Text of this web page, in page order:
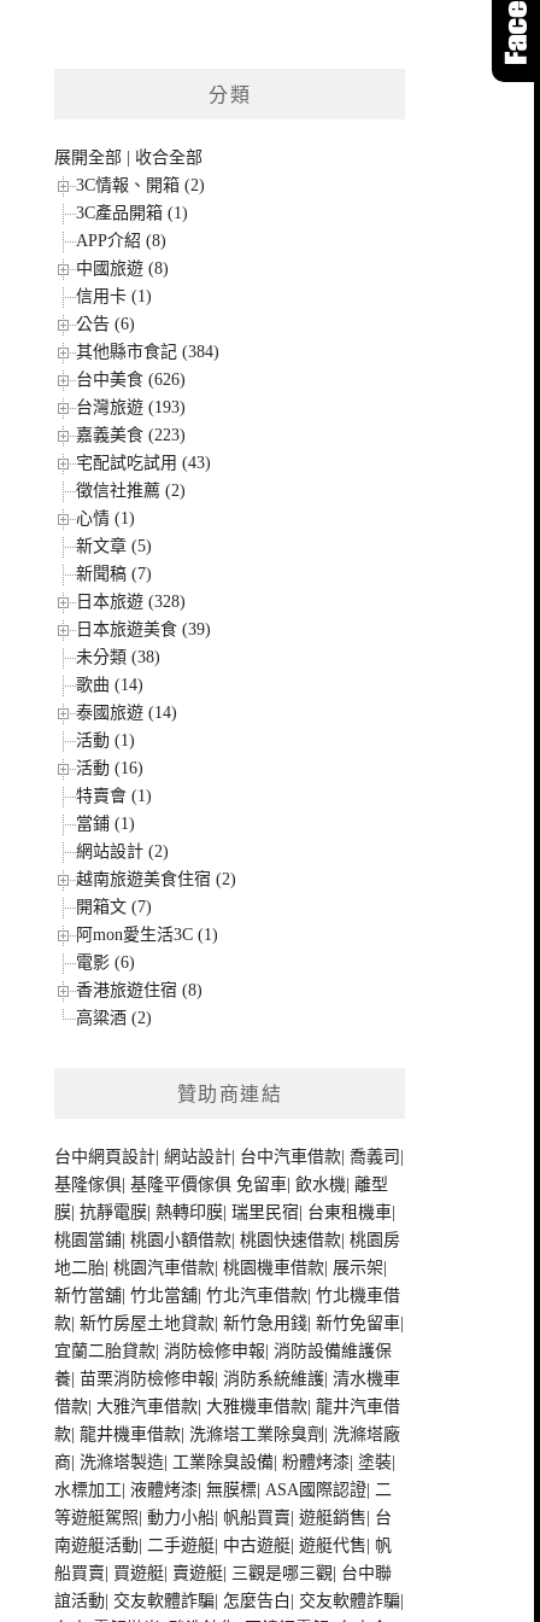
分類
展開全部
收合全部
3C情報、開箱 (2)
3C產品開箱 (1)
APP介紹 (8)
中國旅遊 (8)
信用卡 (1)
公告 (6)
其他縣市食記 (384)
台中美食 (626)
台灣旅遊 (193)
嘉義美食 (223)
宅配試吃試用 (43)
徵信社推薦 (2)
心情 (1)
新文章 (5)
新聞稿 (7)
日本旅遊 (328)
日本旅遊美食 (39)
未分類 (38)
歌曲 (14)
泰國旅遊 (14)
活動 (1)
活動 (16)
特賣會 (1)
當鋪 (1)
網站設計 (2)
越南旅遊美食住宿 (2)
開箱文 (7)
阿mon愛生活3C (1)
電影 (6)
香港旅遊住宿 (8)
高粱酒 (2)
贊助商連結
台中網頁設計 |網站設計 台中汽車借款 |喬義司
基隆傢俱 |基隆平價傢俱 免留車 |飲水機 |離型
膜 |抗靜電膜 |熱轉印膜 |瑞里民宿 台東租機車
桃園當鋪 |桃園小額借款 |桃園快速借款 |桃園房
地二胎 |桃園汽車借款 |桃園機車借款 展示架
新竹當舖 |竹北當舖 |竹北汽車借款 |竹北機車借
款 |新竹房屋土地貸款 |新竹急用錢 |新竹免留車
宜蘭二胎貸款 |消防檢修申報 |消防設備維護保
養 |苗栗消防檢修申報 |消防系統維護 |清水機車
借款 |大雅汽車借款 |大雅機車借款 |龍井汽車借
款 |龍井機車借款 洗滌塔工業除臭劑
洗滌塔廠
商 洗滌塔製造 工業除臭設備 |粉體烤漆 |塗裝
水標加工 |液體烤漆 |無膜標 |ASA國際認證 |二
等遊艇駕照 |動力小船 帆船買賣 |遊艇銷售 台
南遊艇活動 |二手遊艇 中古遊艇 |遊艇代售 帆
船買賣 買遊艇 賣遊艇 三觀是哪三觀 台中聯
誼活動 交友軟體詐騙 怎麼告白 交友軟體詐騙